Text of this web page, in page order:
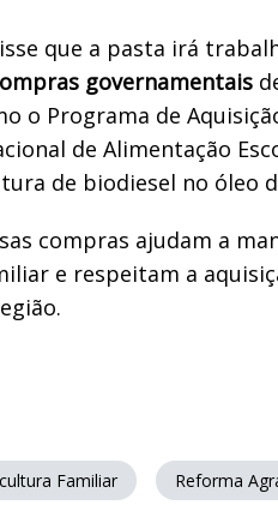
que a pasta irá
governamentais
o Programa de
de Alimentação
de biodiesel no óleo
compras ajudam a
e respeitam a
Familiar Reforma